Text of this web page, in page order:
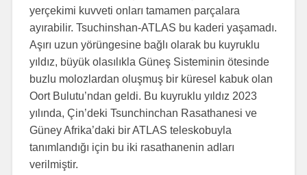
yerçekimi kuvveti onları tamamen parçalara
ayırabilir. Tsuchinshan-ATLAS bu kaderi yaşamadı.
Aşırı uzun yörüngesine bağlı olarak bu kuyruklu
yıldız, büyük olasılıkla Güneş Sisteminin ötesinde
buzlu molozlardan oluşmuş bir küresel kabuk olan
Oort Bulutu’ndan geldi. Bu kuyruklu yıldız 2023
yılında, Çin’deki Tsunchinchan Rasathanesi ve
Güney Afrika’daki bir ATLAS teleskobuyla
tanımlandığı için bu iki rasathanenin adları
verilmiştir.